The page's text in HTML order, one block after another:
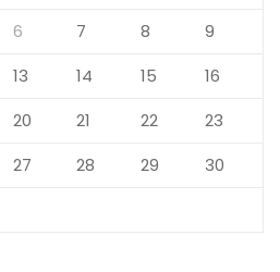
6 7 8
9
13 14 15
16
20 21 22
23
27 28 29
30